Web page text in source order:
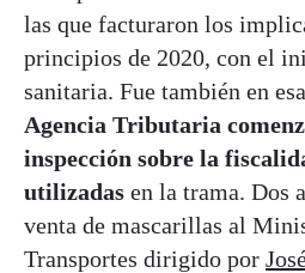
las que facturaron los
principios de 2020, con el
sanitaria. Fue también en
Agencia Tributaria
inspección sobre la
utilizadas en la trama. Dos
venta de mascarillas al
Transportes dirigido por